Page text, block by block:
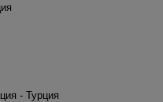
- Турция